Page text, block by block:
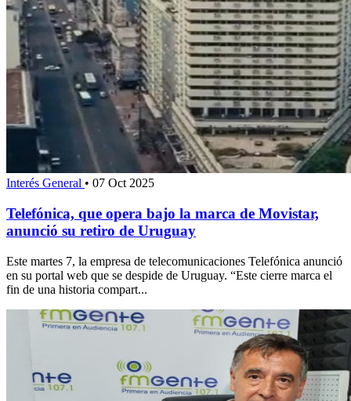
Interés General • 07 Oct 2025
Telefónica, que opera bajo la marca de Movistar,
anunció su retiro de Uruguay
Este martes 7, la empresa de telecomunicaciones Telefónica anunció
en su portal web que se despide de Uruguay. “Este cierre marca el
fin de una historia compart...